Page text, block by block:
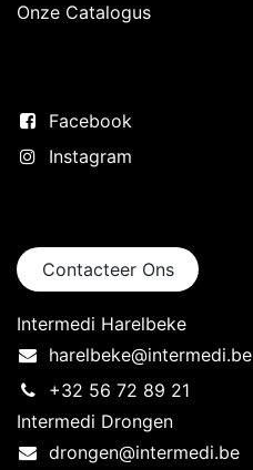
Onze Catalogus
Facebook
Instagram
Contacteer Ons
Intermedi Harelbeke
harelbeke@intermedi.be
+32 56 72 89 21
Intermedi Drongen
drongen@intermedi.be